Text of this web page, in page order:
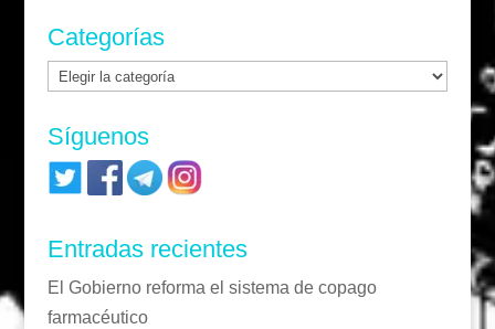
Categorías
Categorías
Síguenos
Entradas recientes
El Gobierno reforma el sistema de copago
farmacéutico